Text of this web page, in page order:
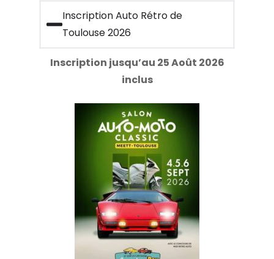
Inscription Auto Rétro de
Toulouse 2026
Inscription jusqu’au 25 Août 2026
inclus